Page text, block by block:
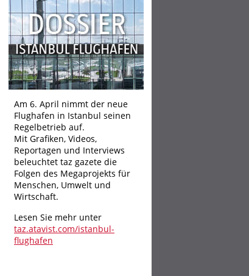
Am 6. April nimmt der neue
Flughafen in Istanbul seinen
Regelbetrieb auf.
Mit Grafiken, Videos,
Reportagen und Interviews
beleuchtet taz gazete die
Folgen des Megaprojekts für
Menschen, Umwelt und
Wirtschaft.
Lesen Sie mehr unter
taz.atavist.com/istanbul-
flughafen